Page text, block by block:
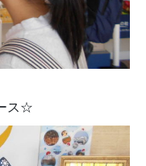
ス☆